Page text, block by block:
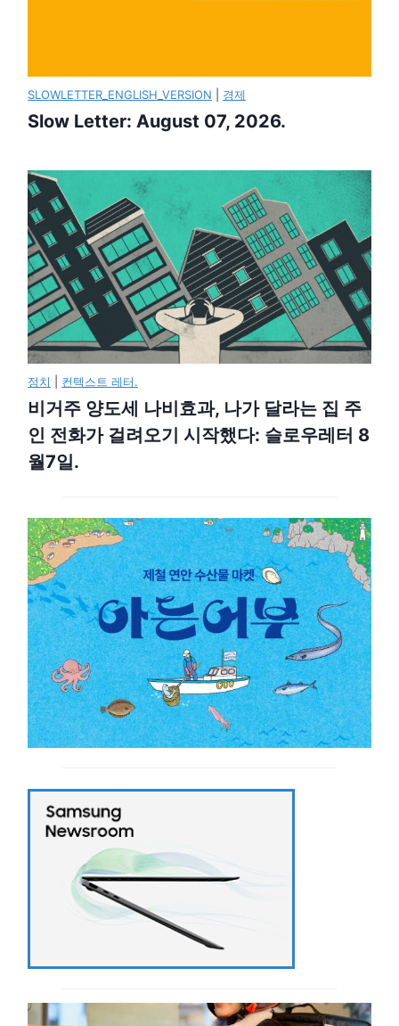
SLOWLETTER_ENGLISH_VERSION 경제
Slow Letter: August 07, 2026.
정치 컨텍스트 레터.
비거주 양도세 나비효과, 나가 달라는 집 주
인 전화가 걸려오기 시작했다: 슬로우레터 8
월7일.